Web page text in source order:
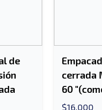
de
cerrada
60
$16,000